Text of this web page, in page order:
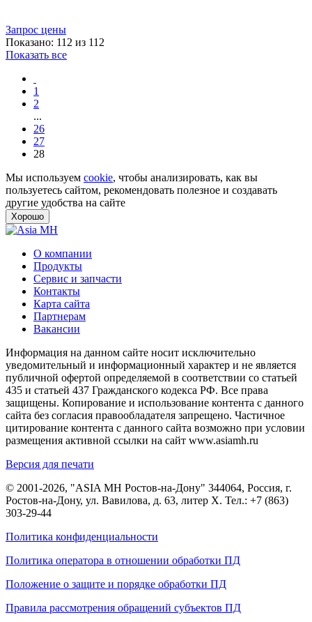
Запрос цены
Показано: 112 из 112
Показать все
1
2
...
26
27
28
Мы используем cookie, чтобы анализировать, как вы
пользуетесь сайтом, рекомендовать полезное и создавать
другие удобства на сайте
Хорошо
О компании
Продукты
Сервис и запчасти
Контакты
Карта сайта
Партнерам
Вакансии
Информация на данном сайте носит исключительно
уведомительный и информационный характер и не является
публичной офертой определяемой в соответствии со статьей
435 и статьей 437 Гражданского кодекса РФ. Все права
защищены. Копирование и использование контента с данного
сайта без согласия правообладателя запрещено. Частичное
цитирование контента с данного сайта возможно при условии
размещения активной ссылки на сайт www.asiamh.ru
Версия для печати
© 2001-2026, "ASIA MH Ростов-на-Дону" 344064, Россия, г.
Ростов-на-Дону, ул. Вавилова, д. 63, литер Х. Тел.: +7 (863)
303-29-44
Политика конфиденциальности
Политика оператора в отношении обработки ПД
Положение о защите и порядке обработки ПД
Правила рассмотрения обращений субъектов ПД